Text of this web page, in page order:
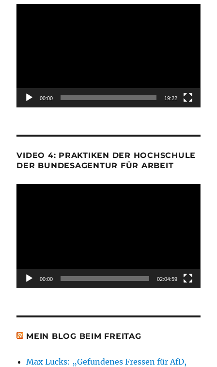
00:00 19:22
VIDEO 4: PRAKTIKEN DER HOCHSCHULE
DER BUNDESAGENTUR FÜR ARBEIT
00:00 02:04:59
MEIN BLOG BEIM FREITAG
Max Lucks: „Gefundenes Fressen für AfD,